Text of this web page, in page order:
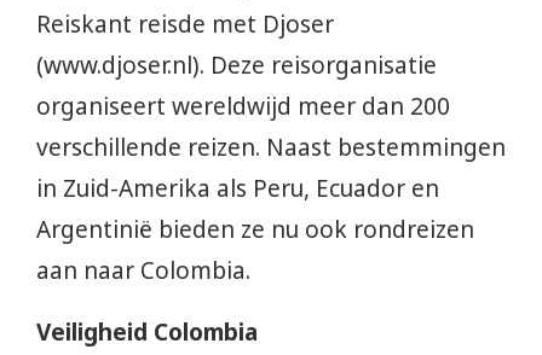
Reiskant reisde met Djoser
(www.djoser.nl). Deze reisorganisatie
organiseert wereldwijd meer dan 200
verschillende reizen. Naast bestemmingen
in Zuid-Amerika als Peru, Ecuador en
Argentinië bieden ze nu ook rondreizen
aan naar Colombia.
Veiligheid Colombia